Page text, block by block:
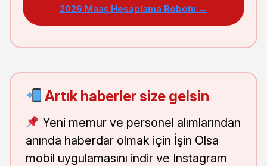
2026 Maaş Hesaplama Robotu →
Artık haberler size gelsin
Yeni memur ve personel alımlarından
anında haberdar olmak için İşin Olsa
mobil uygulamasını indir ve Instagram